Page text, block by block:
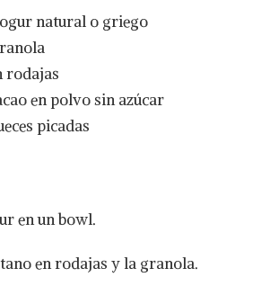
natural o griego
rodajas
en polvo sin azúcar
picadas
en un bowl.
en rodajas y la granola.